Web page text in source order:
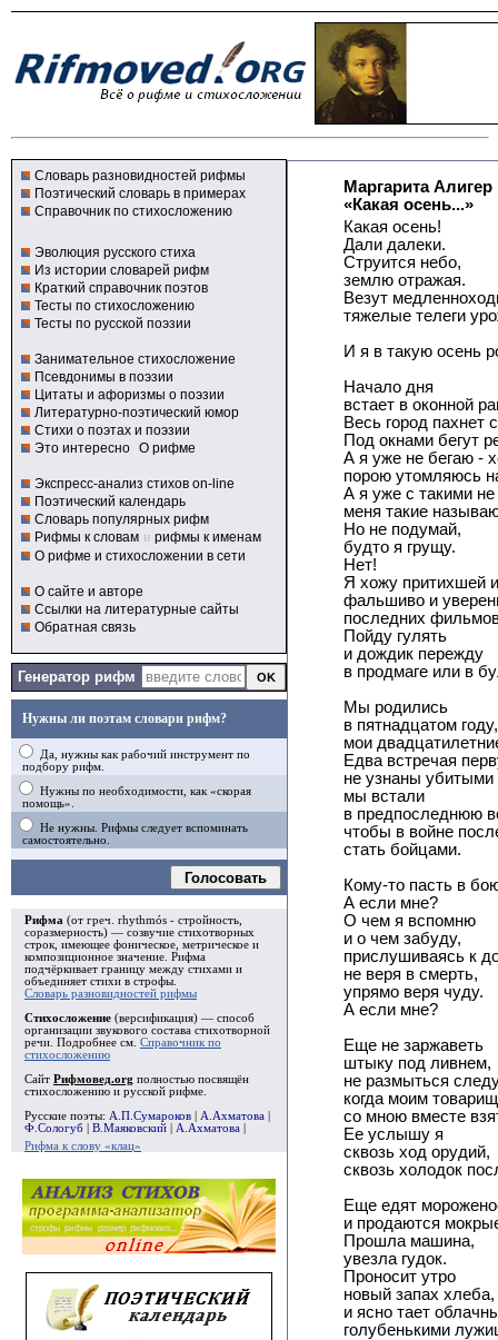
Словарь разновидностей рифмы
Поэтический словарь в примерах
Справочник по стихосложению
Эволюция русского стиха
Из истории словарей рифм
Краткий справочник поэтов
Тесты по стихосложению
Тесты по русской поэзии
Занимательное стихосложение
Псевдонимы в поэзии
Цитаты и афоризмы о поэзии
Литературно-поэтический юмор
Стихи о поэтах и поэзии
Это интересно О рифме
Экспресс-анализ стихов on-line
Поэтический календарь
Словарь популярных рифм
Рифмы к словам и рифмы к именам
О рифме и стихосложении в сети
О сайте и авторе
Ссылки на литературные сайты
Обратная связь
Генератор рифм
Нужны ли поэтам словари рифм?
Да, нужны как рабочий инструмент по
подбору рифм.
Нужны по необходимости, как «скорая
помощь».
Не нужны. Рифмы следует вспоминать
самостоятельно.
Голосовать
Рифма (от греч. rhythmós - стройность,
соразмерность) — созвучие стихотворных
строк, имеющее фоническое, метрическое и
композиционное значение. Рифма
подчёркивает границу между стихами и
объединяет стихи в строфы
Словарь разновидностей рифмы
Стихосложение (версификация) — способ
организации звукового состава стихотворной
речи. Подробнее см. Справочник по
стихосложению
Сайт Рифмовед.org полностью посвящён
стихосложению и русской рифме.
Русские поэты: А.П.Сумароков А.Ахматова
Ф.Сологуб
В.Маяковский А.Ахматова
Рифма к слову «клац»
Маргарита Алигер
«Какая осень...»
Какая осень!
Дали далеки.
Струится небо,
землю отражая.
Везут
тяжелые телеги
И я в такую осень
Начало дня
встает в оконной
Весь город пахнет
Под окнами бегут
А я уже не бегаю -
порою утомляюсь
А я уже с такими
меня такие
Но не подумай,
будто я грущу.
Нет!
Я хожу притихшей
фальшиво и
последних
Пойду гулять
и дождик пережду
в продмаге или в
Мы родились
в пятнадцатом году,
мои
Едва встречая
не узнаны убитыми
мы встали
в предпоследнюю
чтобы в войне
стать бойцами.
Кому-то пасть в
А если мне?
О чем я вспомню
и о чем забуду,
прислушиваясь к
не веря в смерть,
упрямо веря чуду.
А если мне?
Еще не заржаветь
штыку под ливнем,
не размыться
когда моим
со мною вместе
Ее услышу я
сквозь ход орудий,
сквозь холодок
Еще едят
и продаются
Прошла машина,
увезла гудок.
Проносит утро
новый запах хлеба,
и ясно тает
голубенькими